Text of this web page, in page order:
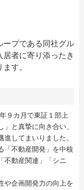
ープである同社グル
者に寄り添ったき
す。
９カ月で東証１部上
と真摯に向き合い、
してまいりました。
「不動産開発」を中核
不動産関連」「シニ
や企画開発力の向上を